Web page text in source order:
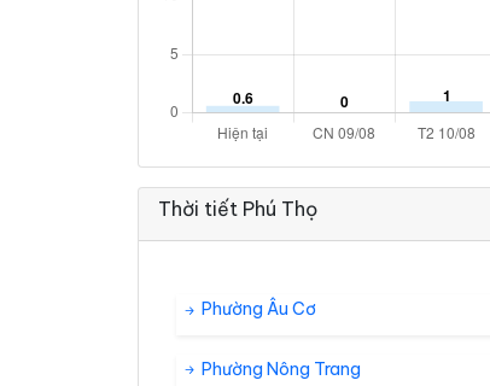
Thời tiết Phú Thọ
Phường Âu Cơ
Phường Nông Trang